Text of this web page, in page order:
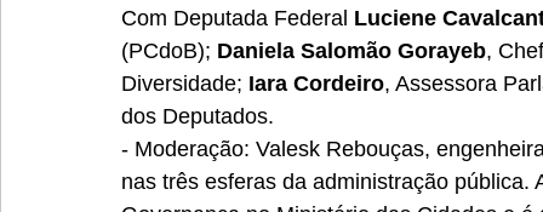
Com Deputada Federal Luciene
(PCdoB); Daniela Salomão Gorayeb,
Diversidade; Iara Cordeiro, Assessora
dos Deputados.
- Moderação: Valesk Rebouças,
nas três esferas da administração